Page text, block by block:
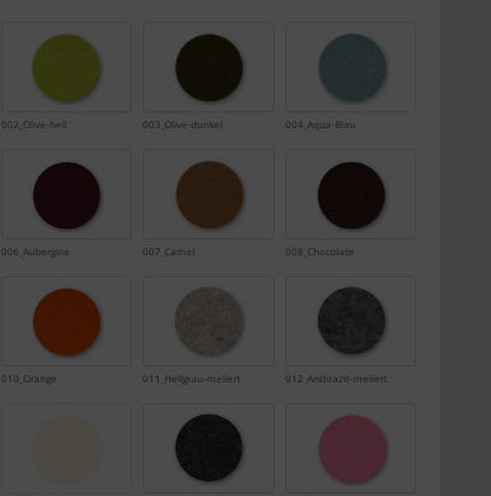
002_Olive-hell 003_Olive-dunkel 004_Aqua-Blau
006_Aubergine 007_Camel 008_Chocolate
010_Orange 011_Hellgrau-meliert 012_Anthrazit-meliert